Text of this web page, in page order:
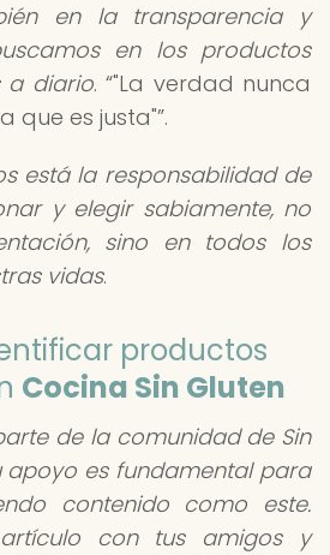
en la transparencia y
en los productos
a diario. "La verdad nunca
que es justa" .
está la responsabilidad de
y elegir sabiamente, no
sino en todos los
vidas.
productos
Cocina Sin Gluten
de la comunidad de Sin
apoyo es fundamental para
contenido como este.
con tus amigos y